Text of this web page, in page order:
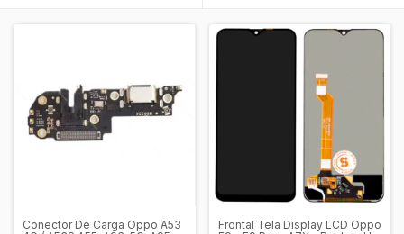
Conector De Carga Oppo A53
Frontal Tela Display LCD Oppo